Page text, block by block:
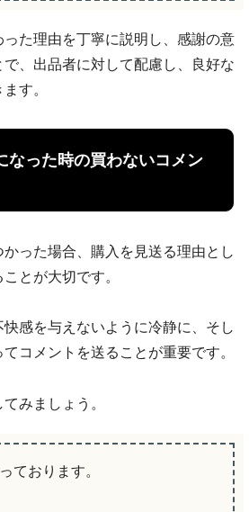
た理由を丁寧に説明し、感謝の意
、出品者に対して配慮し、良好な
す。
なった時の買わないコメン
った場合、購入を見送る理由とし
とが大切です。
感を与えないように冷静に、そし
コメントを送ることが重要です。
みましょう。
ております。